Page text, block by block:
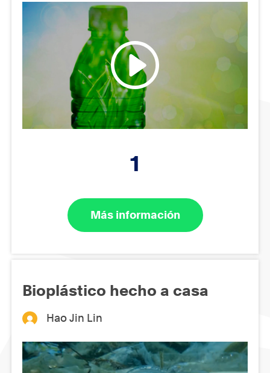
1
Más información
Bioplástico hecho a casa
Hao Jin Lin